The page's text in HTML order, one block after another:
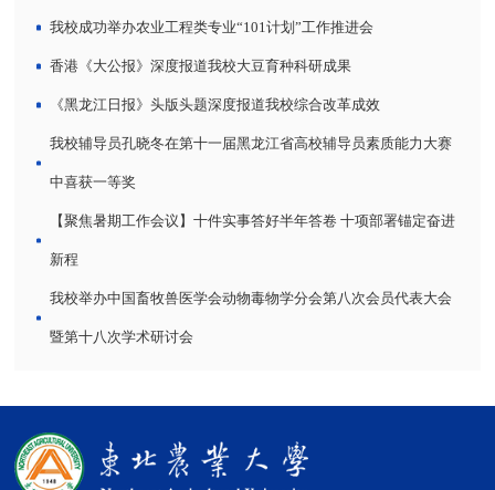
我校成功举办农业工程类专业“101计划”工作推进会
香港《大公报》深度报道我校大豆育种科研成果
《黑龙江日报》头版头题深度报道我校综合改革成效
我校辅导员孔晓冬在第十一届黑龙江省高校辅导员素质能力大赛
中喜获一等奖
【聚焦暑期工作会议】十件实事答好半年答卷 十项部署锚定奋进
新程
我校举办中国畜牧兽医学会动物毒物学分会第八次会员代表大会
暨第十八次学术研讨会